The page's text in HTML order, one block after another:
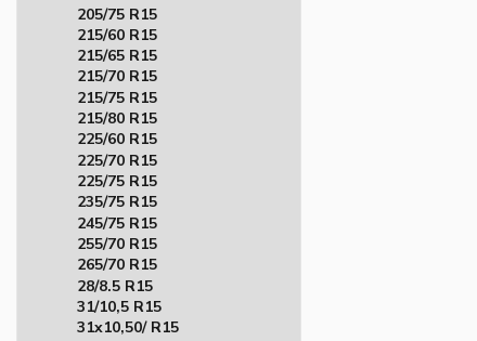
205/75 R15
215/60 R15
215/65 R15
215/70 R15
215/75 R15
215/80 R15
225/60 R15
225/70 R15
225/75 R15
235/75 R15
245/75 R15
255/70 R15
265/70 R15
28/8.5 R15
31/10,5 R15
31x10,50/ R15